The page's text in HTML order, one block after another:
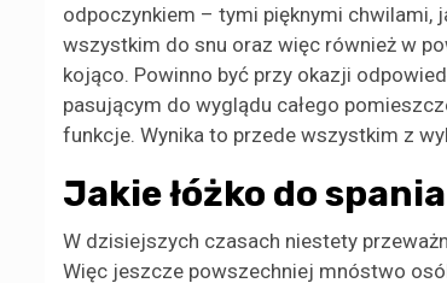
odpoczynkiem – tymi pięknymi chwilami,
wszystkim do snu oraz więc również w
kojąco. Powinno być przy okazji
pasującym do wyglądu całego
funkcje. Wynika to przede wszystkim z
Jakie łóżko do
W dzisiejszych czasach niestety
Więc jeszcze powszechniej mnóstwo